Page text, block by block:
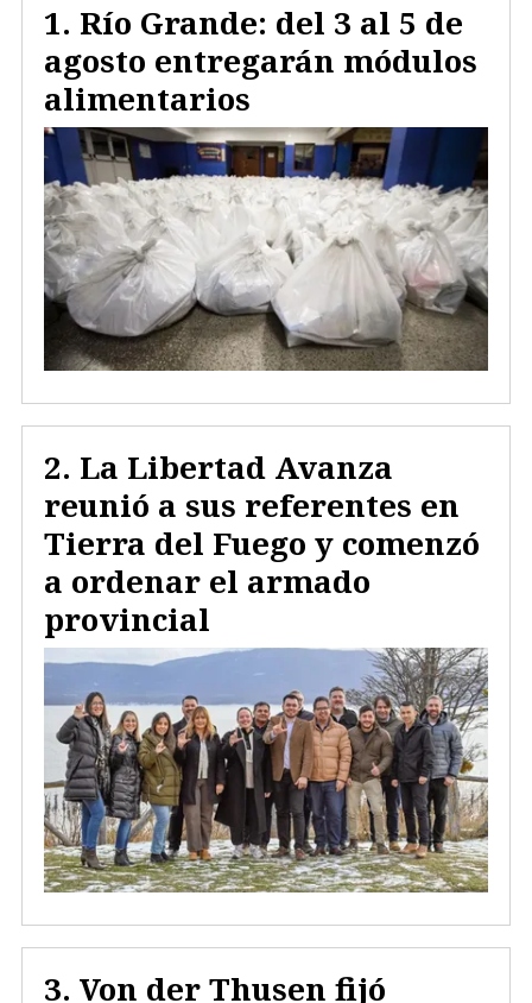
Río Grande: del 3 al 5 de
agosto entregarán módulos
alimentarios
La Libertad Avanza
reunió a sus referentes en
Tierra del Fuego y comenzó
a ordenar el armado
provincial
Von der Thusen fijó